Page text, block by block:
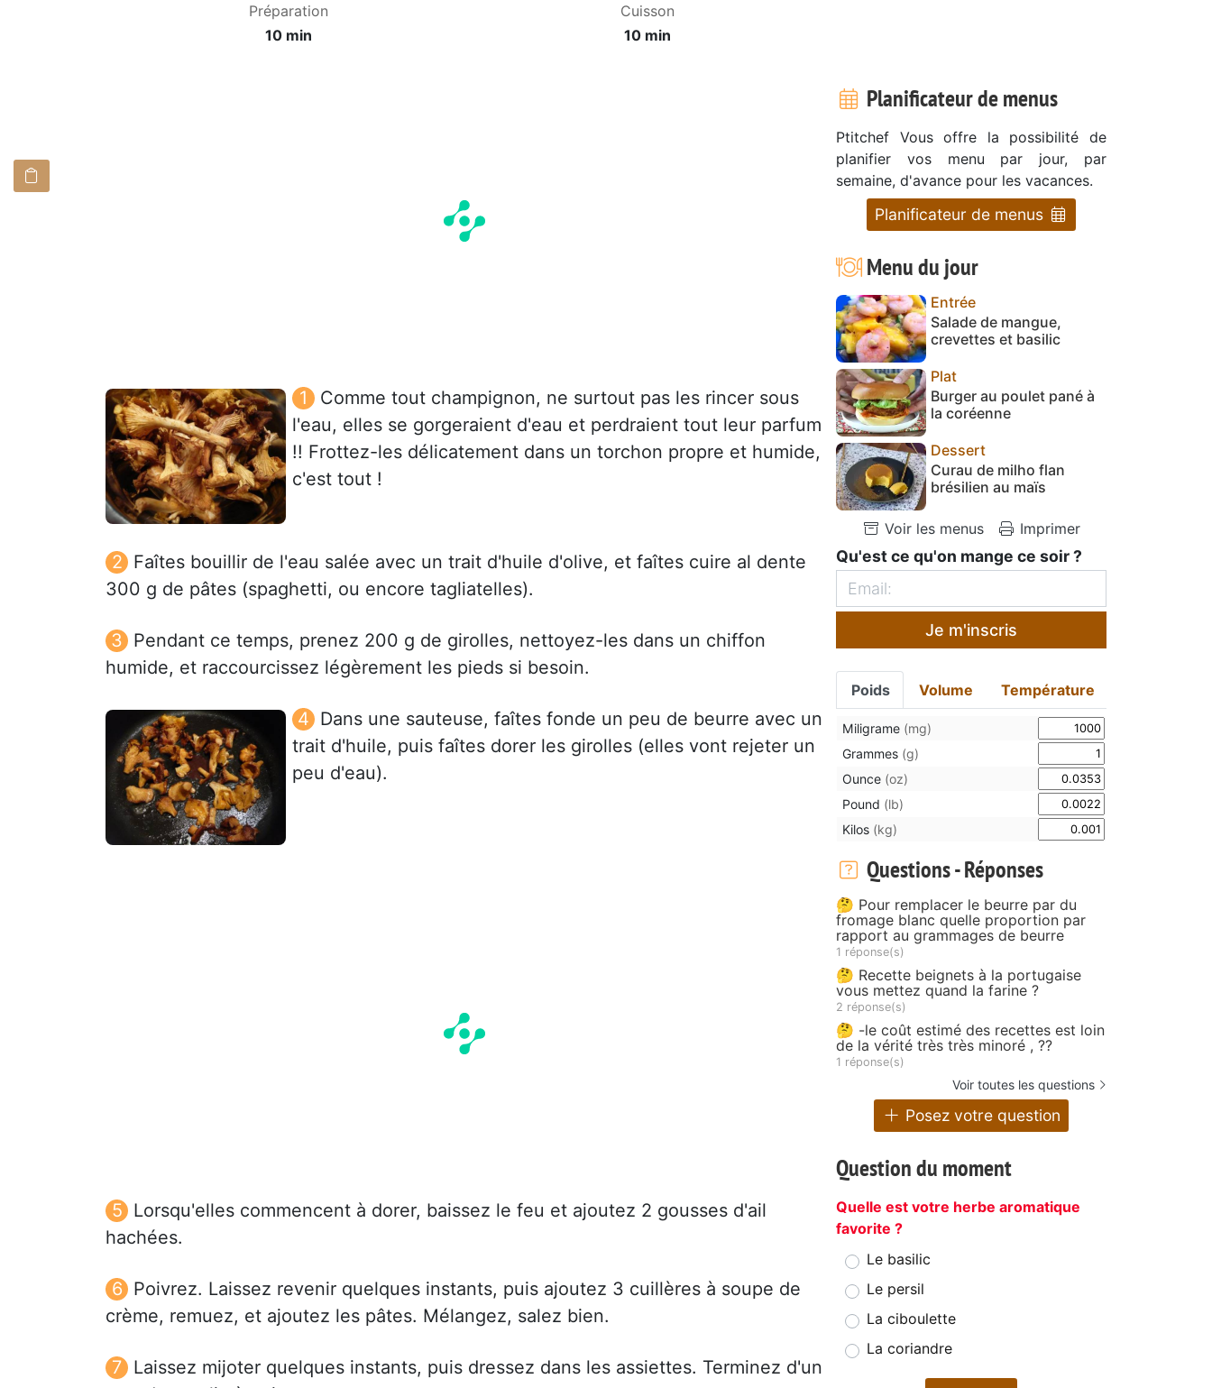
Préparation
10 min
Cuisson
10 min
Comme tout champignon, ne surtout pas les rincer sous
l'eau, elles se gorgeraient d'eau et perdraient tout leur parfum
!! Frottez-les délicatement dans un torchon propre et humide,
c'est tout !
Faîtes bouillir de l'eau salée avec un trait d'huile d'olive, et faîtes cuire al dente
300 g de pâtes (spaghetti, ou encore tagliatelles).
Pendant ce temps, prenez 200 g de girolles, nettoyez-les dans un chiffon
humide, et raccourcissez légèrement les pieds si besoin.
Dans une sauteuse, faîtes fonde un peu de beurre avec un
trait d'huile, puis faîtes dorer les girolles (elles vont rejeter un
peu d'eau).
Lorsqu'elles commencent à dorer, baissez le feu et ajoutez 2 gousses d'ail
hachées.
Poivrez. Laissez revenir quelques instants, puis ajoutez 3 cuillères à soupe de
crème, remuez, et ajoutez les pâtes. Mélangez, salez bien.
Laissez mijoter quelques instants, puis dressez dans les assiettes. Terminez d'un
Planificateur de menus
Ptitchef Vous offre la possibilité de
planifier vos menu par jour, par
semaine, d'avance pour les vacances.
Planificateur de menus
Menu du jour
Entrée
Salade de mangue,
crevettes et basilic
Plat
Burger au poulet pané à
la coréenne
Dessert
Curau de milho flan
brésilien au maïs
Voir les menus Imprimer
Qu'est ce qu'on mange ce soir ?
Je m'inscris
Poids Volume Température
Miligrame (mg)
Grammes (g)
Ounce (oz)
Pound (lb)
Kilos (kg)
Questions - Réponses
🤔 Pour remplacer le beurre par du
fromage blanc quelle proportion par
rapport au grammages de beurre
1 réponse(s)
🤔 Recette beignets à la portugaise
vous mettez quand la farine ?
2 réponse(s)
🤔 -le coût estimé des recettes est loin
de la vérité très très minoré , ??
1 réponse(s)
Voir toutes les questions
Posez votre question
Question du moment
Quelle est votre herbe aromatique
favorite ?
Le basilic
Le persil
La ciboulette
La coriandre